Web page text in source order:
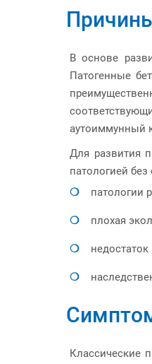
В основе
Патогенные
аутоиммунный
Для развития
патологией
патологии
плохая
Классические